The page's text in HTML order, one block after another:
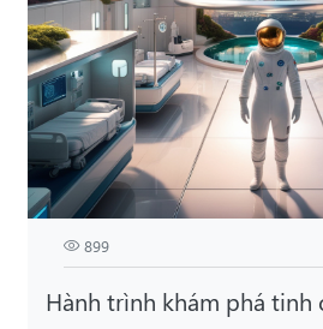
899
Hành trình khám phá tinh